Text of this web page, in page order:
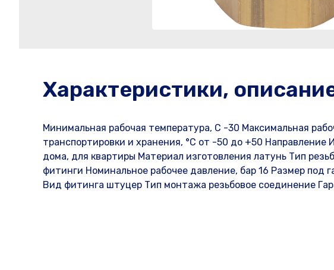
Характеристики,
Минимальная рабочая температура, С -30 Максимальная
транспортировки и хранения, °С от -50 до +50
дома, для квартиры Материал изготовления латунь Тип
фитинги Номинальное рабочее давление, бар 16 Размер под
Вид фитинга штуцер Тип монтажа резьбовое соединение